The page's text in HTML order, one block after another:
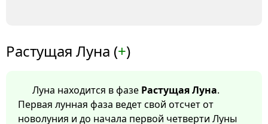
Растущая Луна (+)
Луна находится в фазе Растущая Луна.
Первая лунная фаза ведет свой отсчет от
новолуния и до начала первой четверти Луны